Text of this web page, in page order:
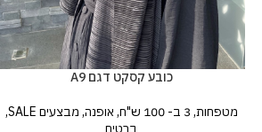
כובע קסקט דגם A9
מטפחות, 3 ב- 100 ש"ח , אופנה, מבצעים SALE
,
ברטים